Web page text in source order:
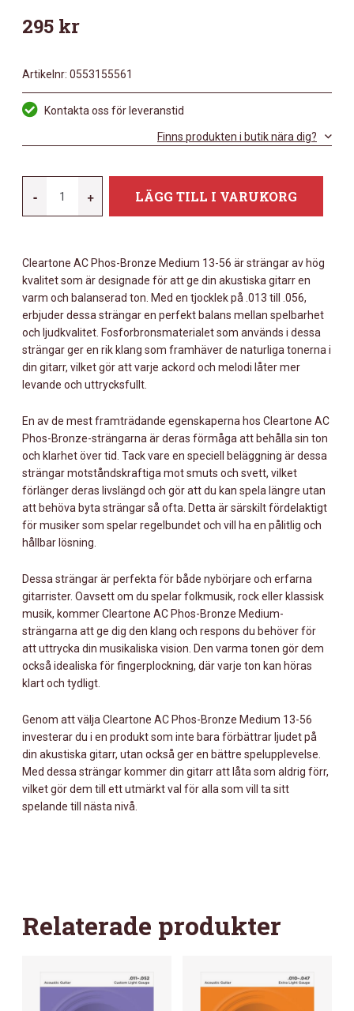
295 kr
Artikelnr: 0553155561
Kontakta oss för leveranstid
Finns produkten i butik nära dig?
-
MEDIUM
13-
56
MÄNGD
+ LÄGG TILL I VARUKORG
Cleartone AC Phos-Bronze Medium 13-56 är strängar av hög
kvalitet som är designade för att ge din akustiska gitarr en
varm och balanserad ton. Med en tjocklek på .013 till .056,
erbjuder dessa strängar en perfekt balans mellan spelbarhet
och ljudkvalitet. Fosforbronsmaterialet som används i dessa
strängar ger en rik klang som framhäver de naturliga tonerna i
din gitarr, vilket gör att varje ackord och melodi låter mer
levande och uttrycksfullt.
En av de mest framträdande egenskaperna hos Cleartone AC
Phos-Bronze-strängarna är deras förmåga att behålla sin ton
och klarhet över tid. Tack vare en speciell beläggning är dessa
strängar motståndskraftiga mot smuts och svett, vilket
förlänger deras livslängd och gör att du kan spela längre utan
att behöva byta strängar så ofta. Detta är särskilt fördelaktigt
för musiker som spelar regelbundet och vill ha en pålitlig och
hållbar lösning.
Dessa strängar är perfekta för både nybörjare och erfarna
gitarrister. Oavsett om du spelar folkmusik, rock eller klassisk
musik, kommer Cleartone AC Phos-Bronze Medium-
strängarna att ge dig den klang och respons du behöver för
att uttrycka din musikaliska vision. Den varma tonen gör dem
också idealiska för fingerplockning, där varje ton kan höras
klart och tydligt.
Genom att välja Cleartone AC Phos-Bronze Medium 13-56
investerar du i en produkt som inte bara förbättrar ljudet på
din akustiska gitarr, utan också ger en bättre spelupplevelse.
Med dessa strängar kommer din gitarr att låta som aldrig förr,
vilket gör dem till ett utmärkt val för alla som vill ta sitt
spelande till nästa nivå.
Relaterade produkter